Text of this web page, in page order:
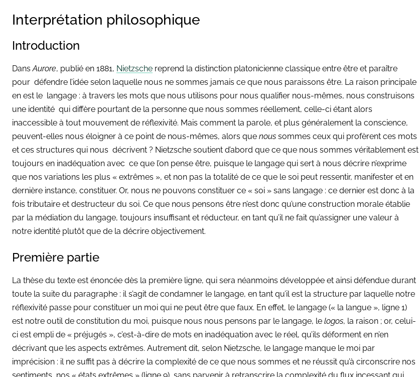
Interprétation philosophique
Introduction
DansAurore, publié en 1881, Nietzsche reprend la distinction platonicienne classique entre être et paraître
pour défendre l’idée selon laquelle nous ne sommes jamais ce que nous paraissons être. La raison principale
en est le langage : à travers les mots que nous utilisons pour nous qualifier nous-mêmes, nous construisons
une identité qui diffère pourtant de la personne que nous sommes réellement, celle-ci étant alors
inaccessible à tout mouvement de réflexivité. Mais comment la parole, et plus généralement la conscience,
peuvent-elles nous éloigner à ce point de nous-mêmes, alors que nous sommes ceux qui profèrent ces mots
et ces structures qui nous décrivent ? Nietzsche soutient d’abord que ce que nous sommes véritablement est
toujours en inadéquation avec ce que l’on pense être, puisque le langage qui sert à nous décrire n’exprime
que nos variations les plus « extrêmes », et non pas la totalité de ce que le soi peut ressentir, manifester et en
dernière instance, constituer. Or, nous ne pouvons constituer ce « soi » sans langage : ce dernier est donc à la
fois tributaire et destructeur du soi. Ce que nous pensons être n’est donc qu’une construction morale établie
par la médiation du langage, toujours insuffisant et réducteur, en tant qu’il ne fait qu’assigner une valeur à
notre identité plutôt que de la décrire objectivement.
Première partie
La thèse du texte est énoncée dès la première ligne, qui sera néanmoins développée et ainsi défendue durant
toute la suite du paragraphe : il s’agit de condamner le langage, en tant qu’il est la structure par laquelle notre
réflexivité passe pour constituer un moi qui ne peut être que faux. En effet, le langage (« la langue », ligne 1)
est notre outil de constitution du moi, puisque nous nous pensons par le langage, le logos, la raison ; or, celui-
ci est empli de « préjugés », c’est-à-dire de mots en inadéquation avec le réel, qu’ils déforment en n’en
décrivant que les aspects extrêmes. Autrement dit, selon Nietzsche, le langage manque le moi par
imprécision : il ne suffit pas à décrire la complexité de ce que nous sommes et ne réussit qu’à circonscrire nos